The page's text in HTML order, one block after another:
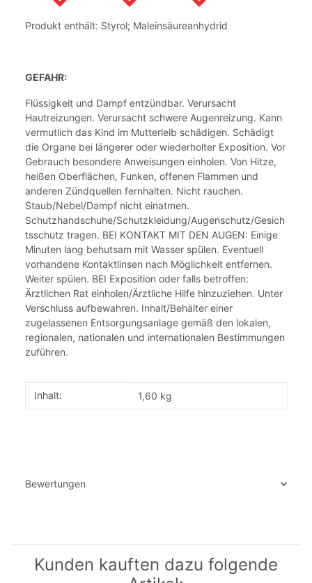
Produkt enthält: Styrol; Maleinsäureanhydrid
GEFAHR:
Flüssigkeit und Dampf entzündbar. Verursacht
Hautreizungen. Verursacht schwere Augenreizung. Kann
vermutlich das Kind im Mutterleib schädigen. Schädigt
die Organe bei längerer oder wiederholter Exposition. Vor
Gebrauch besondere Anweisungen einholen. Von Hitze,
heißen Oberflächen, Funken, offenen Flammen und
anderen Zündquellen fernhalten. Nicht rauchen.
Staub/Nebel/Dampf nicht einatmen.
Schutzhandschuhe/Schutzkleidung/Augenschutz/Gesich
tsschutz tragen. BEI KONTAKT MIT DEN AUGEN: Einige
Minuten lang behutsam mit Wasser spülen. Eventuell
vorhandene Kontaktlinsen nach Möglichkeit entfernen.
Weiter spülen. BEI Exposition oder falls betroffen:
Ärztlichen Rat einholen/Ärztliche Hilfe hinzuziehen. Unter
Verschluss aufbewahren. Inhalt/Behälter einer
zugelassenen Entsorgungsanlage gemäß den lokalen,
regionalen, nationalen und internationalen Bestimmungen
zuführen.
Produkteigenschaft
Wert
Inhalt: 1,60 kg
Bewertungen
Kunden kauften dazu folgende